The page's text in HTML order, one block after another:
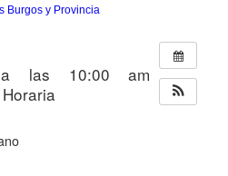
Burgos y Provincia
las 10:00 am